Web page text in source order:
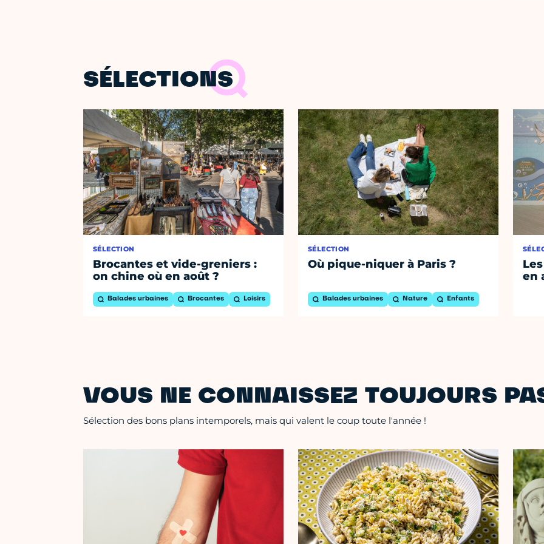
SÉLECTIONS
SÉLECTION
Brocantes et vide-greniers :
on chine où en août ?
Balades urbaines Brocantes Loisirs
SÉLECTION
Où pique-niquer à Paris ?
Balades urbaines Nature Enfants
en
VOUS NE CONNAISSEZ TOUJOURS
Sélection des bons plans intemporels, mais qui valent le coup toute l'année !